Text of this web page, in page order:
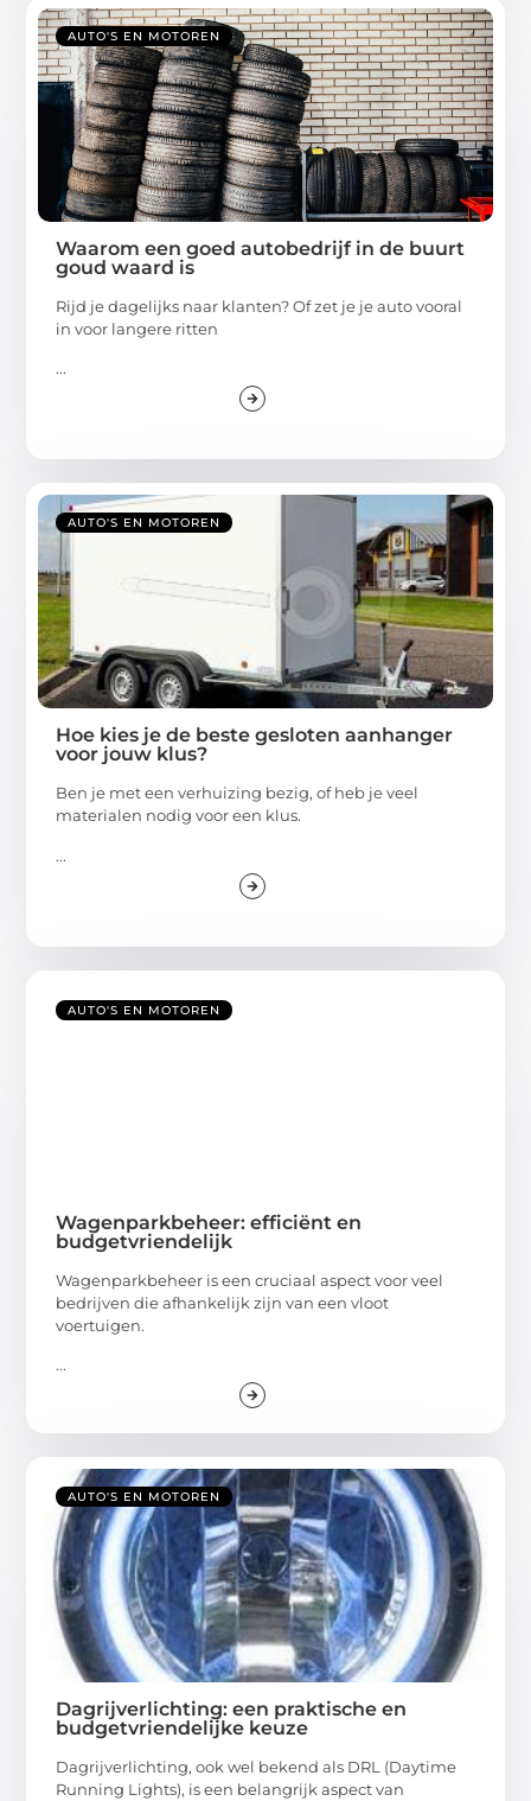
AUTO'S EN MOTOREN
Waarom een goed autobedrijf in de buurt
goud waard is
Rijd je dagelijks naar klanten? Of zet je je auto vooral
in voor langere ritten
...
AUTO'S EN MOTOREN
Hoe kies je de beste gesloten aanhanger
voor jouw klus?
Ben je met een verhuizing bezig, of heb je veel
materialen nodig voor een klus.
...
AUTO'S EN MOTOREN
Wagenparkbeheer: efficiënt en
budgetvriendelijk
Wagenparkbeheer is een cruciaal aspect voor veel
bedrijven die afhankelijk zijn van een vloot
voertuigen.
...
AUTO'S EN MOTOREN
Dagrijverlichting: een praktische en
budgetvriendelijke keuze
Dagrijverlichting, ook wel bekend als DRL (Daytime
Running Lights), is een belangrijk aspect van